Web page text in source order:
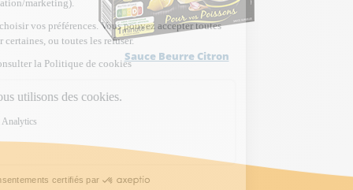
Sauce Beurre Citron